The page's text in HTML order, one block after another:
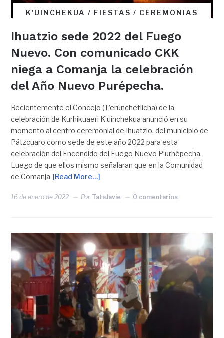
K'UINCHEKUA / FIESTAS / CEREMONIAS
Ihuatzio sede 2022 del Fuego
Nuevo. Con comunicado CKK
niega a Comanja la celebración
del Año Nuevo Purépecha.
Recientemente el Concejo (T’erúnchetiicha) de la
celebración de Kurhíkuaeri K’uínchekua anunció en su
momento al centro ceremonial de Ihuatzio, del municipio de
Pátzcuaro como sede de este año 2022 para esta
celebración del Encendido del Fuego Nuevo P’urhépecha.
Luego de que ellos mismo señalaran que en la Comunidad
de Comanja [Read More…]
16 de enero de 2022 Por TataJavie 0 comentarios